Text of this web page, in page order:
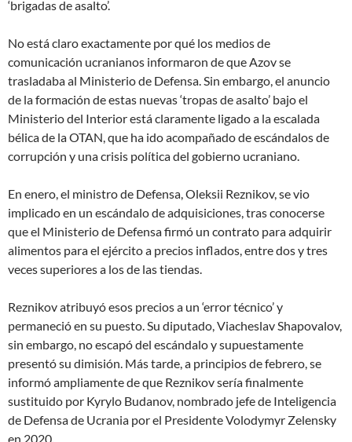
‘brigadas de asalto’.
No está claro exactamente por qué los medios de
comunicación ucranianos informaron de que Azov se
trasladaba al Ministerio de Defensa. Sin embargo, el anuncio
de la formación de estas nuevas ‘tropas de asalto’ bajo el
Ministerio del Interior está claramente ligado a la escalada
bélica de la OTAN, que ha ido acompañado de escándalos de
corrupción y una crisis política del gobierno ucraniano.
En enero, el ministro de Defensa, Oleksii Reznikov, se vio
implicado en un escándalo de adquisiciones, tras conocerse
que el Ministerio de Defensa firmó un contrato para adquirir
alimentos para el ejército a precios inflados, entre dos y tres
veces superiores a los de las tiendas.
Reznikov atribuyó esos precios a un ‘error técnico’ y
permaneció en su puesto. Su diputado, Viacheslav Shapovalov,
sin embargo, no escapó del escándalo y supuestamente
presentó su dimisión. Más tarde, a principios de febrero, se
informó ampliamente de que Reznikov sería finalmente
sustituido por Kyrylo Budanov, nombrado jefe de Inteligencia
de Defensa de Ucrania por el Presidente Volodymyr Zelensky
en 2020.